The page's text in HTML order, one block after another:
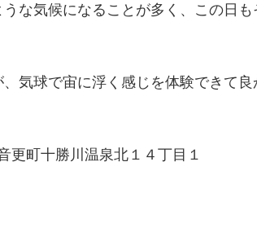
な気候になることが多く、この日も
気球で宙に浮く感じを体験できて良
更町十勝川温泉北１４丁目１